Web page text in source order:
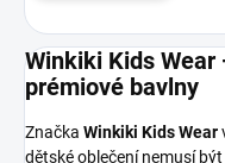
Winkiki Kids
prémiové bavlny
Značka Winkiki Kids Wear
dětské oblečení nemusí